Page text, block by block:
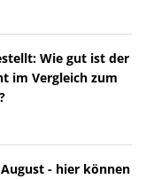
Wie gut ist der
im Vergleich zum
- hier können